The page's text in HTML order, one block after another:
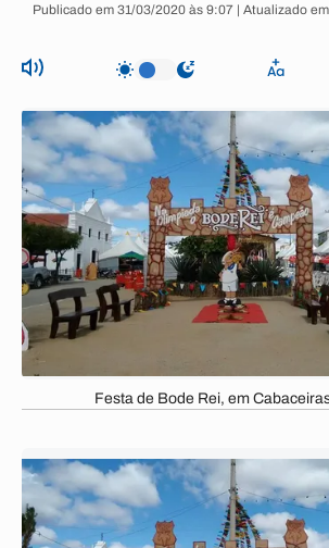
Publicado em 31/03/2020 às 9:07 | Atualizado
Festa de Bode Rei, em